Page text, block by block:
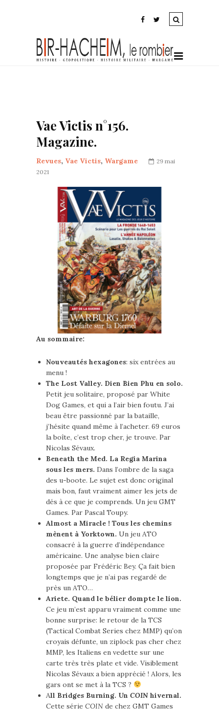
Vae Victis n°156.
Magazine.
Revues, Vae Victis, Wargame
29 mai
2021
Au sommaire:
Nouveautés hexagones: six entrées au
menu !
The Lost Valley. Dien Bien Phu en solo.
Petit jeu solitaire, proposé par White
Dog Games, et qui a l’air bien foutu. J’ai
beau être passionné par la bataille,
j’hésite quand même à l’acheter. 69 euros
la boîte, c’est trop cher, je trouve. Par
Nicolas Sévaux.
Beneath the Med. La Regia Marina
sous les mers. Dans l’ombre de la saga
des u-boote. Le sujet est donc original
mais bon, faut vraiment aimer les jets de
dés à ce que je comprends. Un jeu GMT
Games. Par Pascal Toupy.
Almost a Miracle ! Tous les chemins
mènent à Yorktown. Un jeu ATO
consacré à la guerre d’indépendance
américaine. Une analyse bien claire
proposée par Frédéric Bey. Ça fait bien
longtemps que je n’ai pas regardé de
près un ATO…
Ariete. Quand le bélier dompte le lion.
Ce jeu m’est apparu vraiment comme une
bonne surprise: le retour de la TCS
(Tactical Combat Series chez MMP) qu’on
croyais défunte, un ziplock pas cher chez
MMP, les Italiens en vedette sur une
carte très très plate et vide. Visiblement
Nicolas Sévaux a bien apprécié ! Alors, les
gars ont se met à la TCS ?
All Bridges Burning. Un COIN hivernal.
Cette série COIN de chez GMT Games